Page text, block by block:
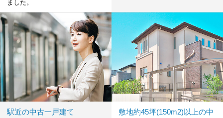
ました。
駅近の中古一戸建て
敷地約45坪(150m2)以上の中